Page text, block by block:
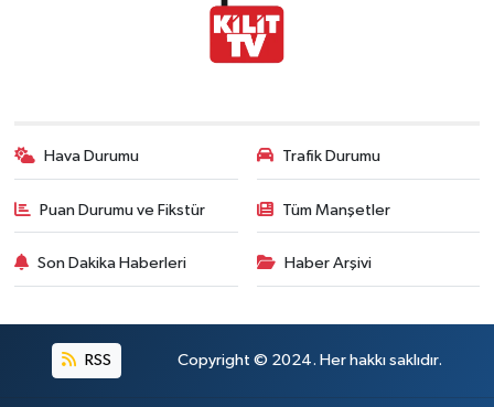
Hava Durumu Trafik Durumu
Puan Durumu ve Fikstür Tüm Manşetler
Son Dakika Haberleri Haber Arşivi
RSS Copyright © 2024. Her hakkı saklıdır.